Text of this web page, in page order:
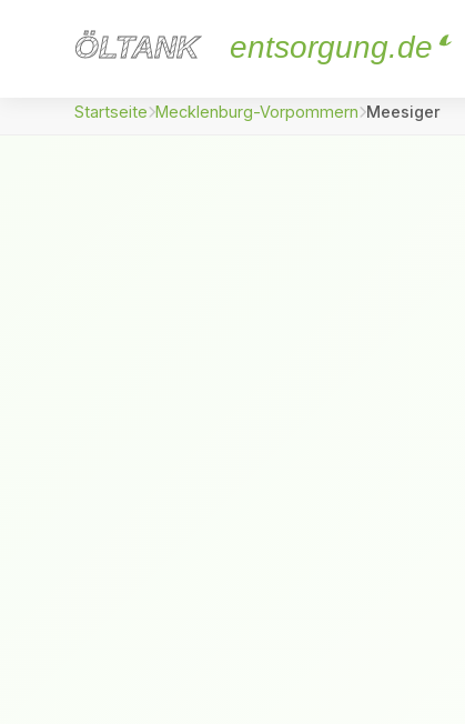
ÖLTANK
ÖLTANK entsorgung.de
Startseite Mecklenburg-Vorpommern Meesiger